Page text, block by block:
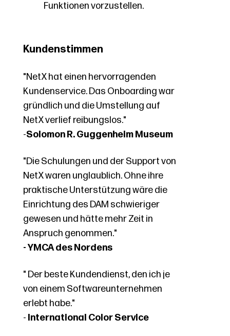
Funktionen vorzustellen.
Kundenstimmen
"NetX hat einen hervorragenden
Kundenservice.Das Onboarding war
gründlich und die Umstellung auf
NetX verlief reibungslos."
-Solomon R. Guggenheim Museum
"Die Schulungen und der Support von
NetX waren unglaublich. Ohne ihre
praktische Unterstützung wäre die
Einrichtung des DAM schwieriger
gewesen und hätte mehr Zeit in
Anspruch genommen."
- YMCA des Nordens
" Der beste Kundendienst, den ich je
von einem Softwareunternehmen
erlebt habe."
- International Color Service